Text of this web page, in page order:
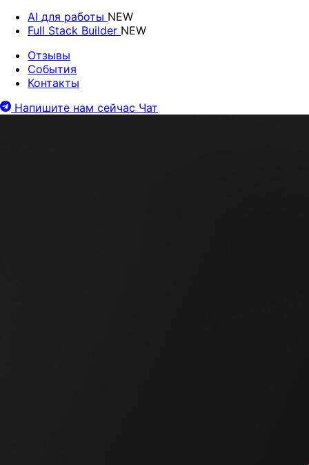
AI для работы NEW
Full Stack Builder NEW
Отзывы
События
Контакты
Напишите нам сейчас Чат